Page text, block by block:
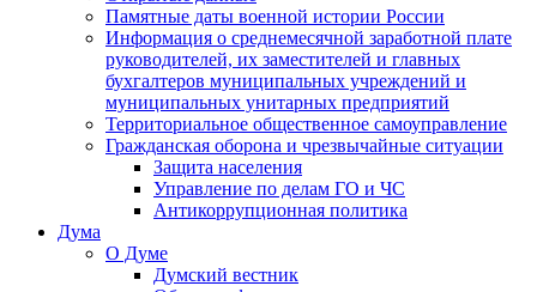
Памятные даты военной истории России
Информация о среднемесячной заработной плате
руководителей, их заместителей и главных
бухгалтеров муниципальных учреждений и
муниципальных унитарных предприятий
Территориальное общественное самоуправление
Гражданская оборона и чрезвычайные ситуации
Защита населения
Управление по делам ГО и ЧС
Антикоррупционная политика
Дума
О Думе
Думский вестник